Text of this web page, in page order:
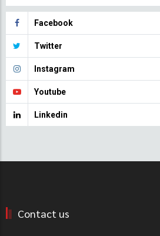
Facebook
Twitter
Instagram
Youtube
Linkedin
Contact us